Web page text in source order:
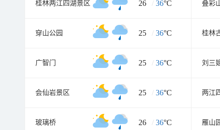
桂林两江四湖景区 26 / 36°C 叠彩
穿山公园 25 / 36°C 桂林
广智门 25 / 36°C 刘三
会仙岩景区 25 / 36°C
玻璃桥 26 / 36°C 雁山